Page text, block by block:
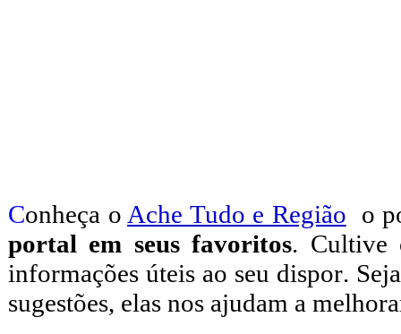
Conheça o Ache Tudo e Região o
portal em seus favoritos. Cultive
informações úteisao seu dispor.
sugestões, elas nos ajudam a